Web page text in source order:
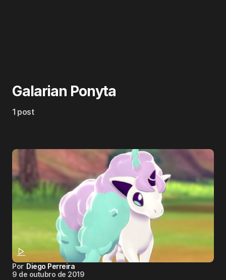
Galarian Ponyta
1 post
Por Diego Perreira
9 de outubro de 2019